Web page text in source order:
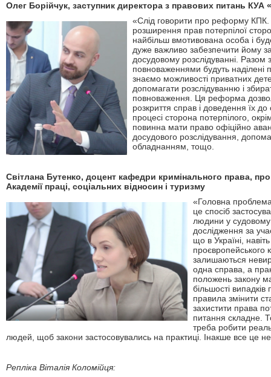
Олег Борійчук, заступник директора з правових питань КУА
«Слід говорити про реформу КПК.
розширення прав потерпілої
найбільш вмотивована особа і
дуже важливо забезпечити йому
досудовому розслідуванні.
повноваженнями будуть наділені
знаємо можливості приватних
допомагати розслідуванню і
повноваження. Ця реформа
розкриття справ і доведення їх
процесі сторона потерпілого,
повинна мати право офіційно
досудового розслідування,
обладнанням, тощо.
Світлана Бутенко, доцент кафедри кримінального права,
Академії праці, соціальних відносин і туризму
«Головна
це спосіб
людини у судовому
дослідження за
що в Україні,
проєвропейського
залишаються
одна справа, а
положень закону
більшості
правила змінити
захистити права
питання складне.
треба робити
людей, щоб закони застосовувались на практиці. Інакше все це
Репліка Віталія Коломійця: